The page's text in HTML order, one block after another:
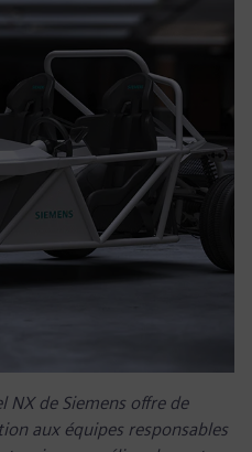
NX de Siemens offre de
aux équipes responsables